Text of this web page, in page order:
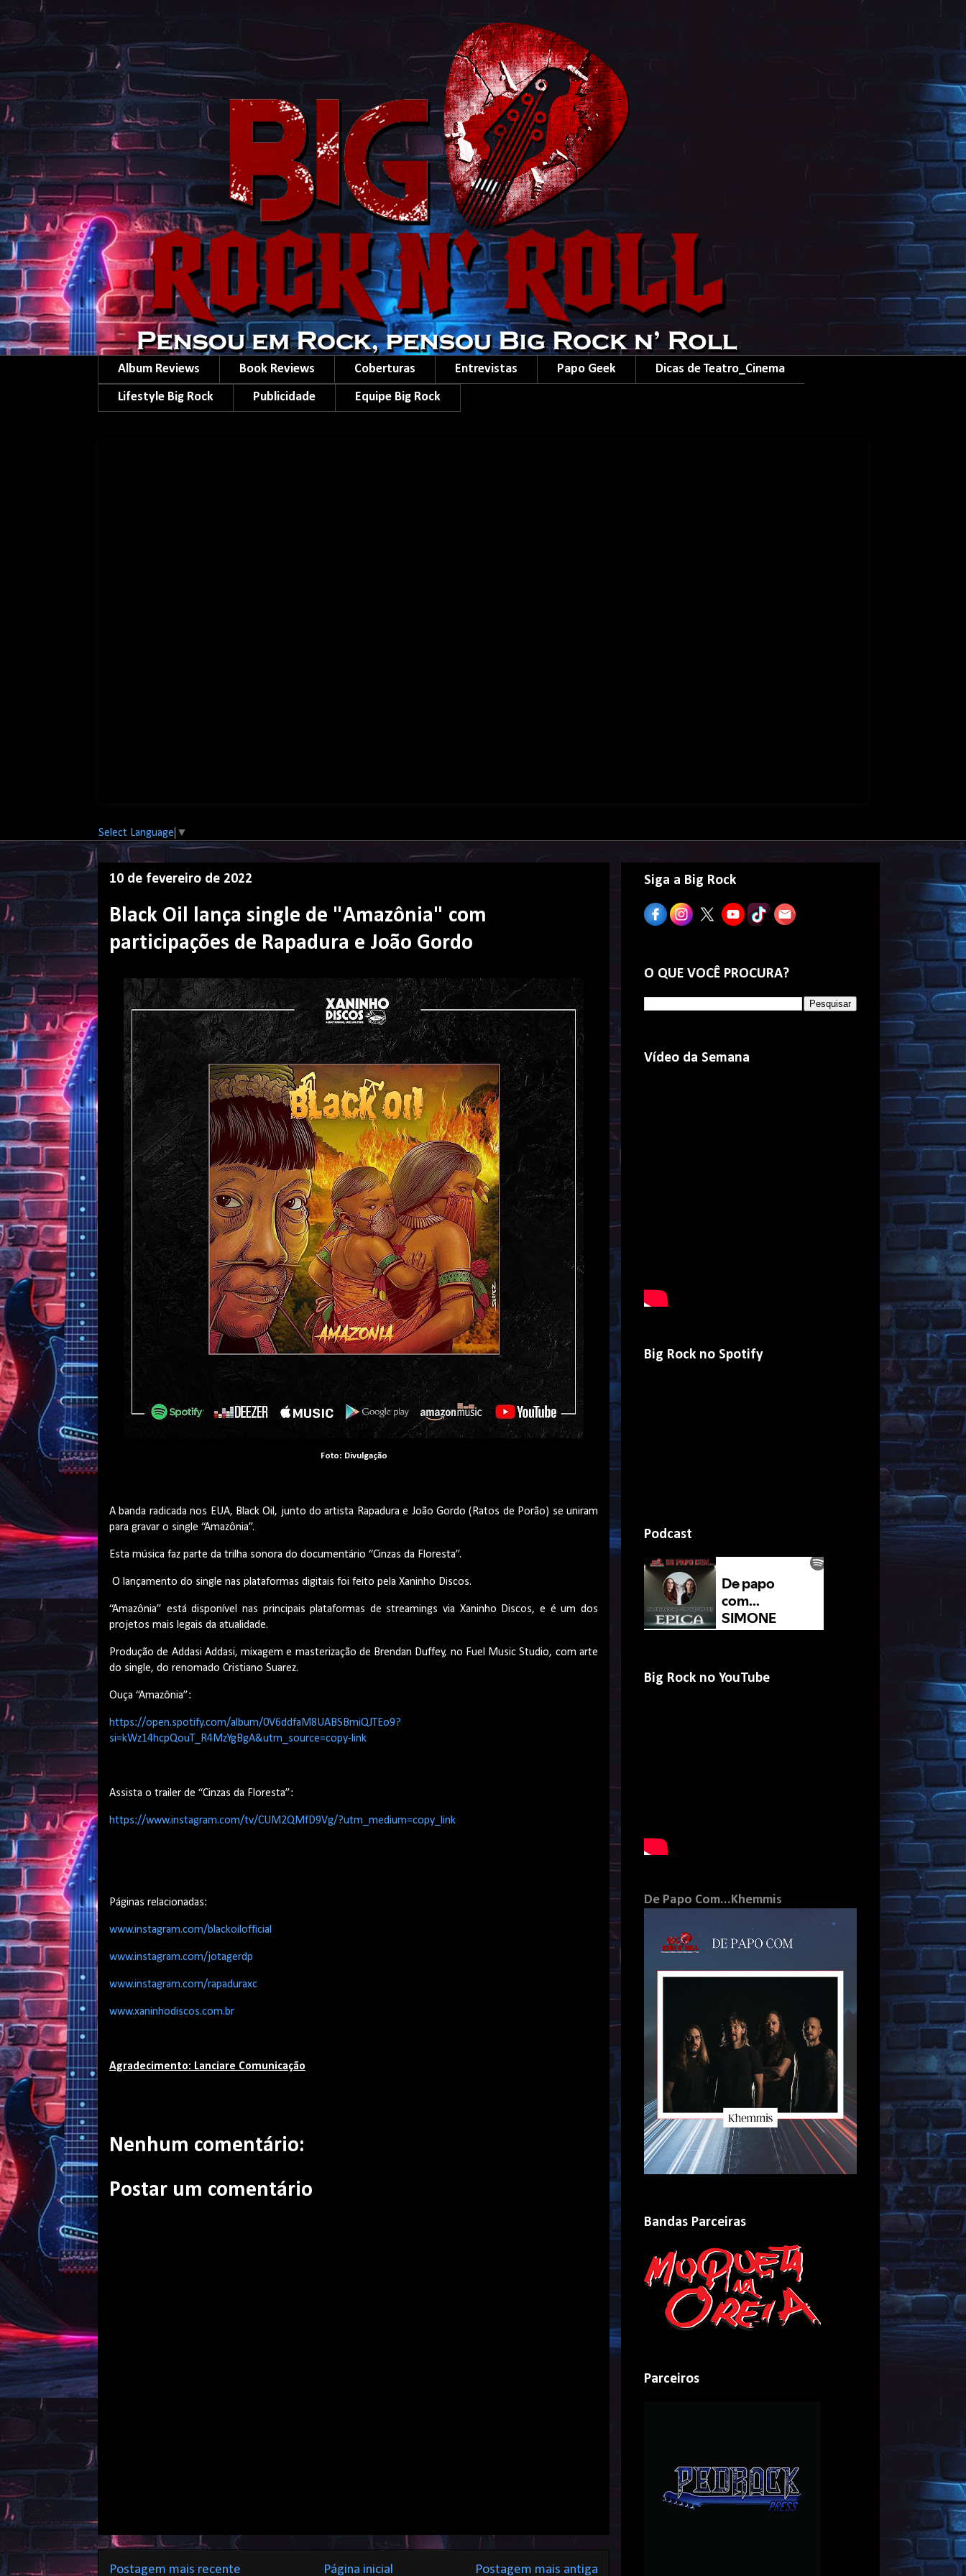
Album Reviews Book Reviews Coberturas Entrevistas Papo Geek Dicas de Teatro_Cinema
Lifestyle Big Rock Publicidade Equipe Big Rock
Select Language ▼
10 de fevereiro de 2022
Black Oil lança single de "Amazônia" com
participações de Rapadura e João Gordo
Foto: Divulgação
A banda radicada nos EUA, Black Oil, junto do artista Rapadura e João Gordo (Ratos de Porão) se uniram
para gravar o single “Amazônia”.
Esta música faz parte da trilha sonora do documentário “Cinzas da Floresta”.
O lançamento do single nas plataformas digitais foi feito pela Xaninho Discos.
“Amazônia” está disponível nas principais plataformas de streamings via Xaninho Discos, e é um dos
projetos mais legais da atualidade.
Produção de Addasi Addasi, mixagem e masterização de Brendan Duffey, no Fuel Music Studio, com arte
do single, do renomado Cristiano Suarez.
Ouça “Amazônia”:
https://open.spotify.com/album/0V6ddfaM8UABSBmiQJTEo9?
si=kWz14hcpQouT_R4MzYgBgA&utm_source=copy-link
Assista o trailer de “Cinzas da Floresta”:
https://www.instagram.com/tv/CUM2QMfD9Vg/?utm_medium=copy_link
Páginas relacionadas:
www.instagram.com/blackoilofficial
www.instagram.com/jotagerdp
www.instagram.com/rapaduraxc
www.xaninhodiscos.com.br
Agradecimento: Lanciare Comunicação
Nenhum comentário:
Postar um comentário
Postagem mais recente Postagem mais antiga
Página inicial
Siga a Big Rock
O QUE VOCÊ PROCURA?
Vídeo da Semana
Big Rock no Spotify
Podcast
Big Rock no YouTube
De Papo Com...Khemmis
Bandas Parceiras
Parceiros